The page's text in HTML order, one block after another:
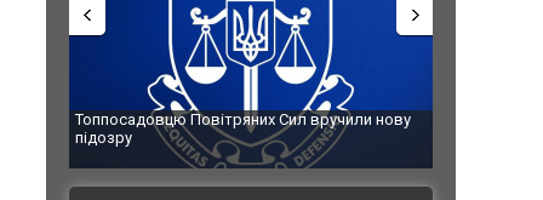
Топпосадовцю Повітряних Сил вручили нову
підозру